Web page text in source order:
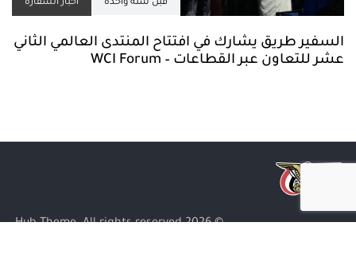
قبل سنة واحدة أخبار السفارة
السفير طريق يشارك في افتتاح المنتدى العالمي الثاني
عشر للتعاون عبر القطاعات – WCI Forum
© 2026 Hub Theme. All rights reserved.